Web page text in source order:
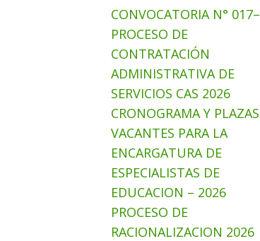
CONVOCATORIA N° 017–
PROCESO DE
CONTRATACIÓN
ADMINISTRATIVA DE
SERVICIOS CAS 2026
CRONOGRAMA Y PLAZAS
VACANTES PARA LA
ENCARGATURA DE
ESPECIALISTAS DE
EDUCACION – 2026
PROCESO DE
RACIONALIZACION 2026